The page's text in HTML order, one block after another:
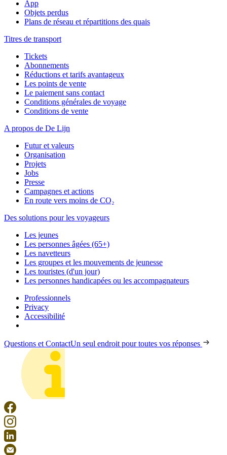
App
Objets perdus
Plans de réseau et répartitions des quais
Titres de transport
Tickets
Abonnements
Réductions et tarifs avantageux
Les points de vente
Le paiement sans contact
Conditions générales de voyage
Conditions de vente
A propos de De Lijn
Futur et valeurs
Organisation
Projets
Jobs
Presse
Campagnes et actions
En route vers moins de CO₂
Des solutions pour les voyageurs
Les jeunes
Les personnes âgées (65+)
Les navetteurs
Les groupes et les mouvements de jeunesse
Les touristes (d'un jour)
Les personnes handicapées ou les accompagnateurs
Professionnels
Privacy
Accessibilité
Questions et ContactUn seul endroit pour toutes vos réponses